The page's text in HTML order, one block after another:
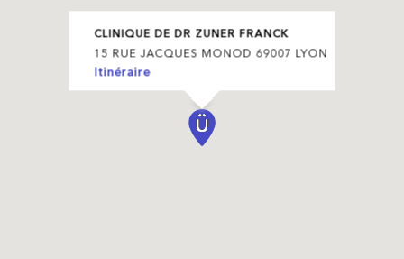
CLINIQUE DE DR ZUNER FRANCK
15 RUE JACQUES MONOD 69007 LYON
Itinéraire